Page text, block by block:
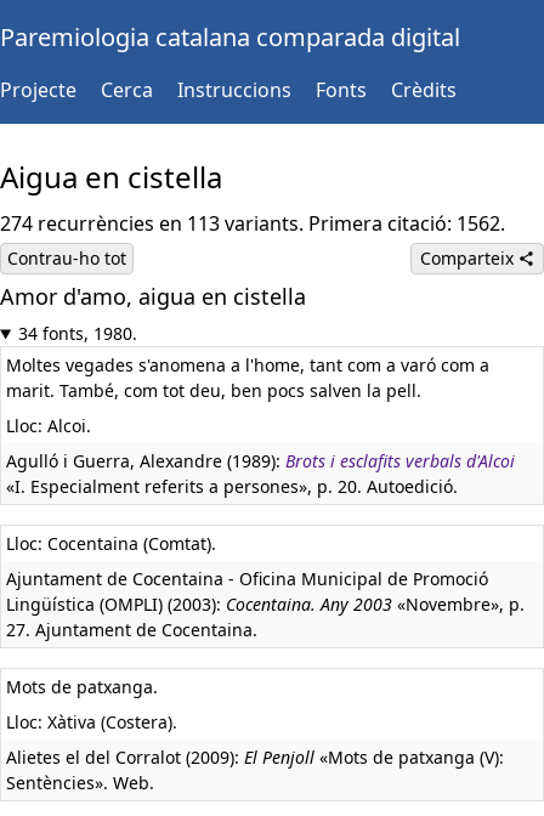
Paremiologia catalana comparada digital
Projecte Cerca Instruccions Fonts Crèdits
Aigua en cistella
274 recurrències en 113 variants. Primera citació: 1562.
Contrau-ho tot Comparteix
Amor d'amo, aigua en cistella
34 fonts, 1980.
Moltes vegades s'anomena a l'home, tant com a varó com a
marit. També, com tot deu, ben pocs salven la pell.
Lloc: Alcoi.
Agulló i Guerra, Alexandre (1989): Brots i esclafits verbals d'Alcoi
«I. Especialment referits a persones», p. 20. Autoedició.
Lloc: Cocentaina (Comtat).
Ajuntament de Cocentaina - Oficina Municipal de Promoció
Lingüística (OMPLI) (2003): Cocentaina. Any 2003 «Novembre», p.
27. Ajuntament de Cocentaina.
Mots de patxanga.
Lloc: Xàtiva (Costera).
Alietes el del Corralot (2009): El Penjoll «Mots de patxanga (V):
Sentències». Web.